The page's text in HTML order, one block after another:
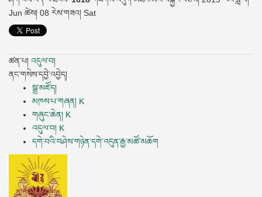
Jun ཚེས། 08 རེས་གཟའ། Sat
ཚན་པ། འདུལ་བ།
ནང་གསེས་དབྱེ་འབྱེད།
སྒྲ་མཛོད།
མཁས་པ་གཞན། K
གཞུང་ཆེན། K
འདུལ་བ། K
དགེ་བའི་བཤེས་གཉེན་དགེ་འདུན་རྒྱ་མཚོ་མཆོག